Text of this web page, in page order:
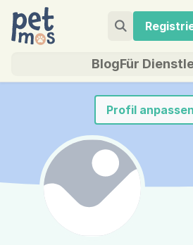
BlogFür
Profil anpassen